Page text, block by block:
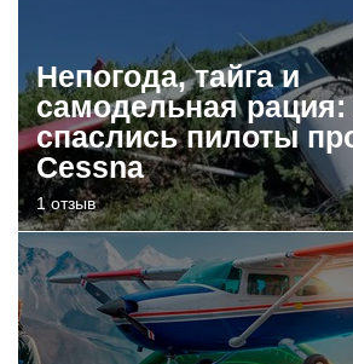
Непогода, тайга и
самодельная рация:
спаслись пилоты
Cessna
1 отзыв